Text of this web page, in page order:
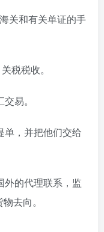
关和有关单证的手
税税收。
易。
单，并把他们交给
外的代理联系，监
去向。